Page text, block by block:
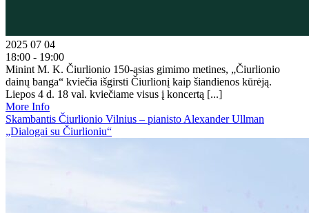
2025 07 04
18:00 - 19:00
Minint M. K. Čiurlionio 150-ąsias gimimo metines, „Čiurlionio
dainų banga“ kviečia išgirsti Čiurlionį kaip šiandienos kūrėją.
Liepos 4 d. 18 val. kviečiame visus į koncertą [...]
More Info
Skambantis Čiurlionio Vilnius – pianisto Alexander Ullman
„Dialogai su Čiurlioniu“